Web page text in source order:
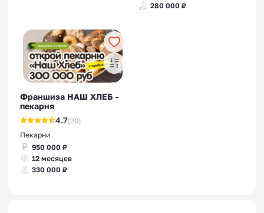
280 000 ₽
Франшиза НАШ ХЛЕБ -
пекарня
4.7(20)
Пекарни
950 000 ₽
12 месяцев
330 000 ₽